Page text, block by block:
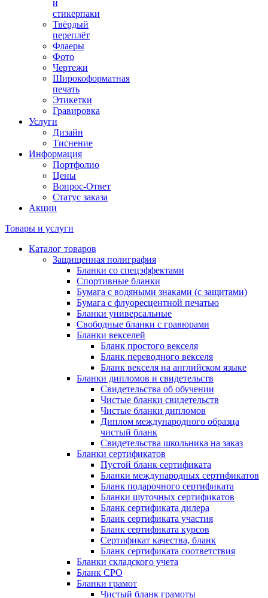
и
стикерпаки
Твёрдый
переплёт
Флаеры
Фото
Чертежи
Широкоформатная
печать
Этикетки
Гравировка
Услуги
Дизайн
Тиснение
Информация
Портфолио
Цены
Вопрос-Ответ
Статус заказа
Акции
Товары и услуги
Каталог товаров
Защищенная полиграфия
Бланки со спецэффектами
Спортивные бланки
Бумага с водяными знаками (с защитами)
Бумага с флуоресцентной печатью
Бланки универсальные
Свободные бланки с гравюрами
Бланки векселей
Бланк простого векселя
Бланк переводного векселя
Бланк векселя на английском языке
Бланки дипломов и свидетельств
Свидетельства об обучении
Чистые бланки свидетельств
Чистые бланки дипломов
Диплом международного образца
чистый бланк
Свидетельства школьника на заказ
Бланки сертификатов
Пустой бланк сертификата
Бланки международных сертификатов
Бланк подарочного сертификата
Бланки шуточных сертификатов
Бланк сертификата дилера
Бланк сертификата участия
Бланк сертификата курсов
Сертификат качества, бланк
Бланк сертификата соответствия
Бланки складского учета
Бланк СРО
Бланки грамот
Чистый бланк грамоты